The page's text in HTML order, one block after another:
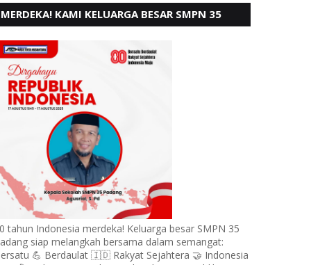
MERDEKA! KAMI KELUARGA BESAR SMPN 35
tahun Indonesia merdeka! Keluarga besar SMPN 35
siap melangkah bersama dalam semangat:
💪 Berdaulat 🇮🇩 Rakyat Sejahtera 🤝 Indonesia